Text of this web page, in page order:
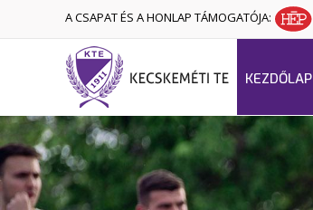
A CSAPAT ÉS A HONLAP TÁMOGATÓJA:
KEZDŐLAP